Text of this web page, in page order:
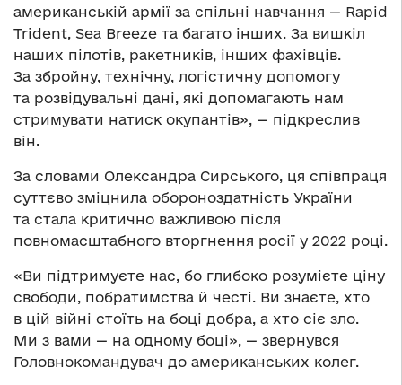
американській армії за спільні навчання — Rapid
Trident, Sea Breeze та багато інших. За вишкіл
наших пілотів, ракетників, інших фахівців.
За збройну, технічну, логістичну допомогу
та розвідувальні дані, які допомагають нам
стримувати натиск окупантів», — підкреслив
він.
За словами Олександра Сирського, ця співпраця
суттєво зміцнила обороноздатність України
та стала критично важливою після
повномасштабного вторгнення росії у 2022 році.
«Ви підтримуєте нас, бо глибоко розумієте ціну
свободи, побратимства й честі. Ви знаєте, хто
в цій війні стоїть на боці добра, а хто сіє зло.
Ми з вами — на одному боці», — звернувся
Головнокомандувач до американських колег.